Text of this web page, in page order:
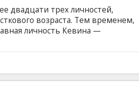
двадцати трех личностей,
возраста. Тем временем,
личность Кевина —